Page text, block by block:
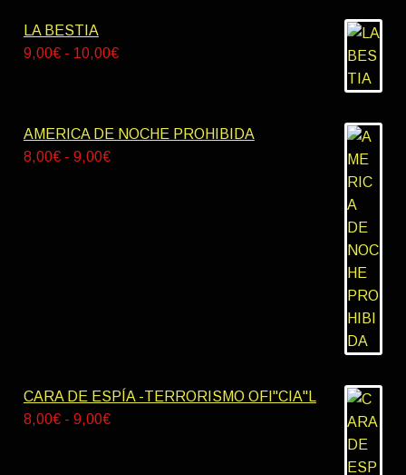
LA BESTIA
9,00€ - 10,00€Rango
9,00€
AMERICA DE NOCHE PROHIBIDA
8,00€ - 9,00€Rango
CARA DE ESPÍA -TERRORISMO OFI"CIA"L
8,00€ - 9,00€Rango